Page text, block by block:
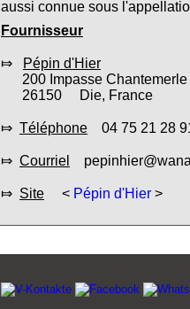
aussi connue sous
Fournisseur
⤇
Pépin d'Hier
200 Impasse Chantemerle
26150 Die, France
⤇ Téléphone04 75 21 28
⤇ Courriel
⤇ Site< Pépin d'Hier>